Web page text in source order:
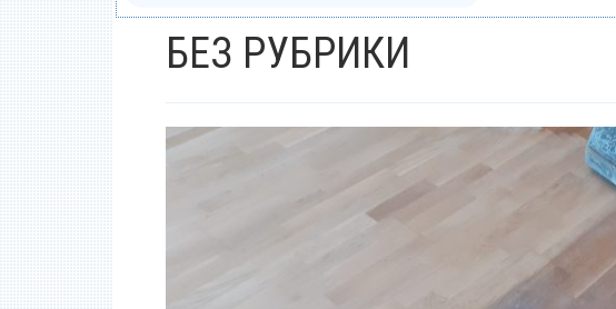
БЕЗ РУБРИКИ